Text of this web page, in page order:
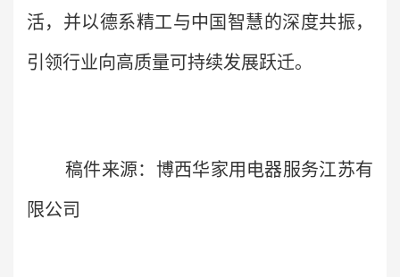
活，并以德系精工与中国智慧的深度共振，
引领行业向高质量可持续发展跃迁。
稿件来源：博西华家用电器服务江苏有
限公司